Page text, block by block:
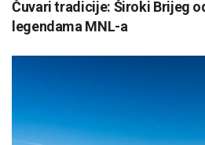
Čuvari tradicije: Široki Brijeg
legendama MNL-a